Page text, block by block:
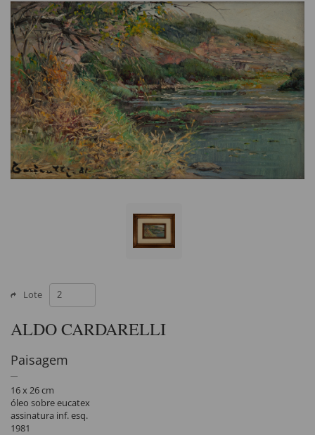
Lote
ALDO CARDARELLI
Paisagem
16 x 26 cm
óleo sobre eucatex
assinatura inf. esq.
1981